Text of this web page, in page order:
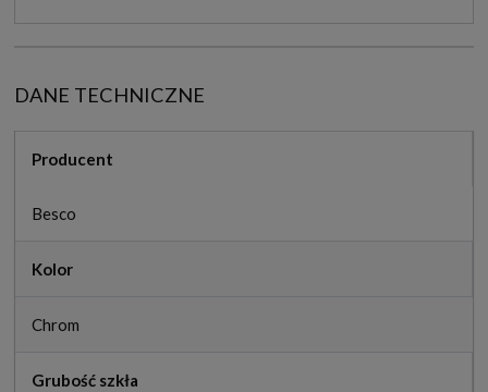
DANE TECHNICZNE
Producent
Besco
Kolor
Chrom
Grubość szkła